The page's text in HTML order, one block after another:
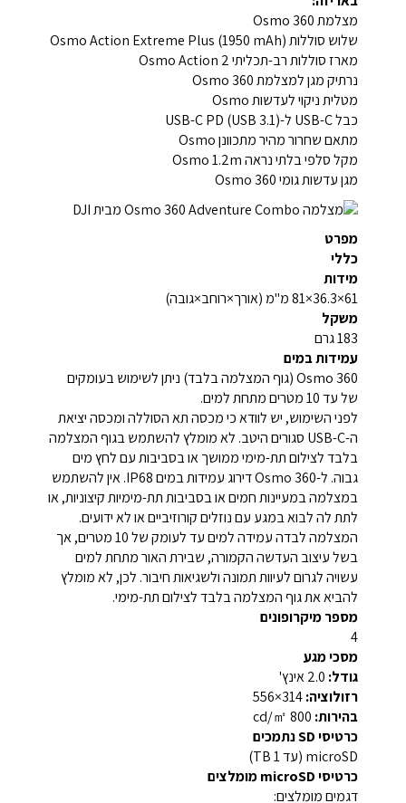
מצלמת Osmo 360
שלוש סוללות Osmo Action Extreme Plus (1950 mAh)
מארז סוללות רב-תכליתי Osmo Action 2
נרתיק מגן למצלמת Osmo 360
מטלית ניקוי לעדשות Osmo
כבל USB-C ל-USB-C PD (USB 3.1)
מתאם שחרור מהיר מתכוונן Osmo
מקל סלפי בלתי נראה Osmo 1.2m
מגן עדשות גומי Osmo 360
מפרט
כללי
מידות
61×36.3×81 מ"מ (אורך×רוחב×גובה)
משקל
183 גרם
עמידות במים
Osmo 360 (גוף המצלמה בלבד) ניתן לשימוש בעומקים
של עד 10 מטרים מתחת למים.
לפני השימוש, יש לוודא כי מכסה תא הסוללה ומכסה יציאת
ה-USB-C סגורים היטב. לא מומלץ להשתמש בגוף המצלמה
בלבד לצילום תת-מימי ממושך או בסביבות עם לחץ מים
גבוה. ל-Osmo 360 דירוג עמידות במים IP68. אין להשתמש
במצלמה במעיינות חמים או בסביבות תת-מימיות קיצוניות, או
לתת לה לבוא במגע עם נוזלים קורוזיביים או לא ידועים.
המצלמה לבדה עמידה למים עד לעומק של 10 מטרים, אך
בשל עיצוב העדשה הקמורה, שבירת האור מתחת למים
עשויה לגרום לעיוות תמונה ולשגיאות חיבור. לכן, לא מומלץ
להביא את גוף המצלמה בלבד לצילום תת-מימי.
מספר מיקרופונים
4
מסכי מגע
גודל:
רזולוציה:
בהירות:
כרטיסי SD נתמכים
microSD (עד 1 TB)
כרטיסי microSD מומלצים
דגמים מומלצים: